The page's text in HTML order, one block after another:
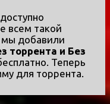
всем такой
мы добавили
торрента и Без
Теперь
для торрента.